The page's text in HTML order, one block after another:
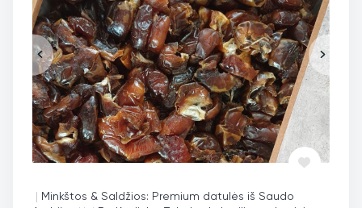
| Minkštos & Saldžios: Premium datulės iš Saudo